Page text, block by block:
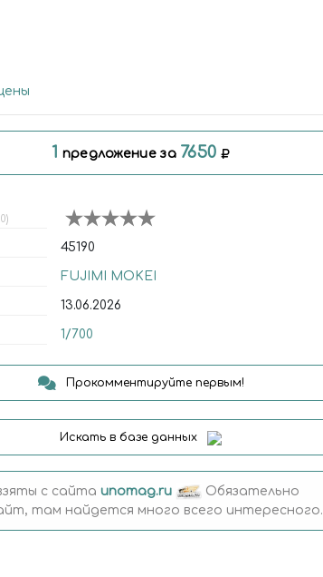
1 предложение за 7650
45190
FUJIMI MOKEI
13.06.2026
1/700
Прокомментируйте первым!
Искать в базе данных
с сайта unomag.ru
Обязательно
там найдется много всего интересного.